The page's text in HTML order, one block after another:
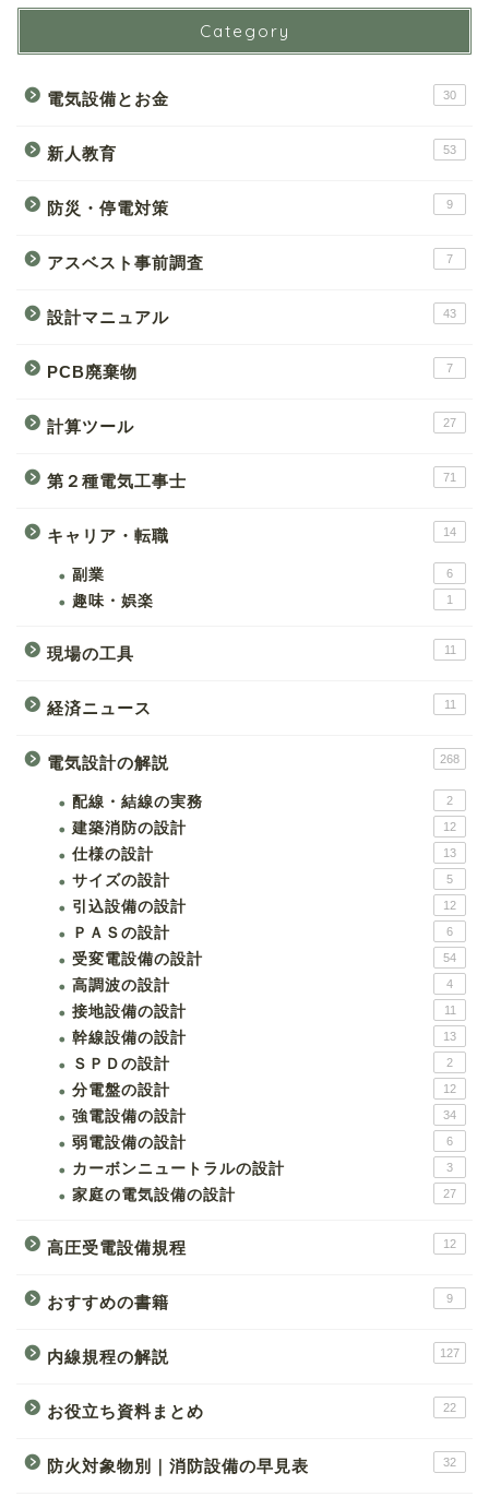
Category
電気設備とお金 30
新人教育 53
防災・停電対策 9
アスベスト事前調査 7
設計マニュアル 43
PCB廃棄物 7
計算ツール 27
第２種電気工事士 71
キャリア・転職 14
副業 6
趣味・娯楽 1
現場の工具 11
経済ニュース 11
電気設計の解説 268
配線・結線の実務 2
建築消防の設計 12
仕様の設計 13
サイズの設計 5
引込設備の設計 12
ＰＡＳの設計 6
受変電設備の設計 54
高調波の設計 4
接地設備の設計 11
幹線設備の設計 13
ＳＰＤの設計 2
分電盤の設計 12
強電設備の設計 34
弱電設備の設計 6
カーボンニュートラルの設計 3
家庭の電気設備の設計 27
高圧受電設備規程 12
おすすめの書籍 9
内線規程の解説 127
お役立ち資料まとめ 22
防火対象物別｜消防設備の早見表 32